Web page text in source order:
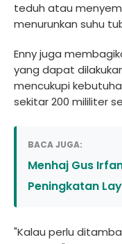
teduh atau
menurunkan suhu
Enny juga
yang dapat
mencukupi
sekitar 200 mililiter
BACA JUGA:
Menhaj Gus
Peningkatan
"Kalau perlu